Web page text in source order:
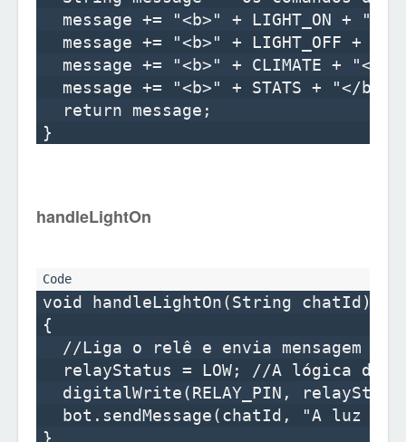
message += "<b>" + LIGHT_ON + "</
message += "<b>" + LIGHT_OFF +
message += "<b>" + CLIMATE + "</
message += "<b>" + STATS + "</b>:
  return message;
handleLightOn
void handleLightOn(String chatId)
{
//Liga o relê e envia mensagem
relayStatus = LOW; //A lógica do
digitalWrite(RELAY_PIN,
bot.sendMessage(chatId, "A luz